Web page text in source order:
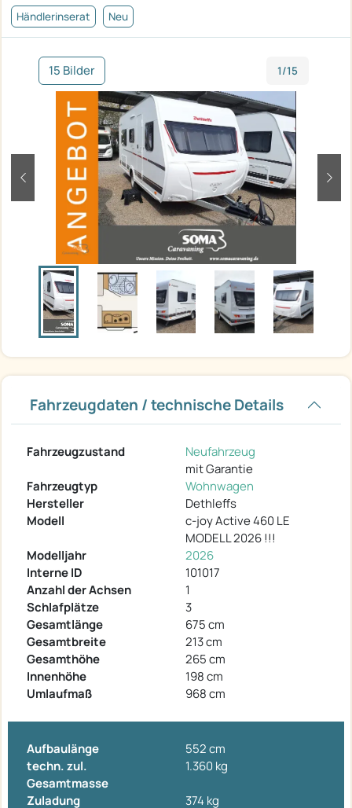
Händlerinserat Neu
15 Bilder 1/15
zurück
Fahrzeugdaten / technische Details
Fahrzeugzustand
Neufahrzeug
mit Garantie
Fahrzeugtyp
Wohnwagen
Hersteller
Dethleffs
Modell
c-joy Active 460 LE
MODELL 2026 !!!
Modelljahr
2026
Interne ID
101017
Anzahl der Achsen
1
Schlafplätze
3
Gesamtlänge
675 cm
Gesamtbreite
213 cm
Gesamthöhe
265 cm
Innenhöhe
198 cm
Umlaufmaß
968 cm
Aufbaulänge
552 cm
techn. zul.
Gesamtmasse
1.360 kg
Zuladung
374 kg